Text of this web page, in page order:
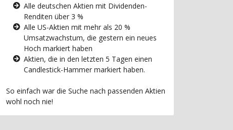
Alle deutschen Aktien mit Dividenden-
Renditen über 3 %
Alle US-Aktien mit mehr als 20 %
Umsatzwachstum, die gestern ein neues
Hoch markiert haben
Aktien, die in den letzten 5 Tagen einen
Candlestick-Hammer markiert haben.
So einfach war die Suche nach passenden Aktien
wohl noch nie!